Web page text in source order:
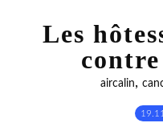
Les
aircalin,